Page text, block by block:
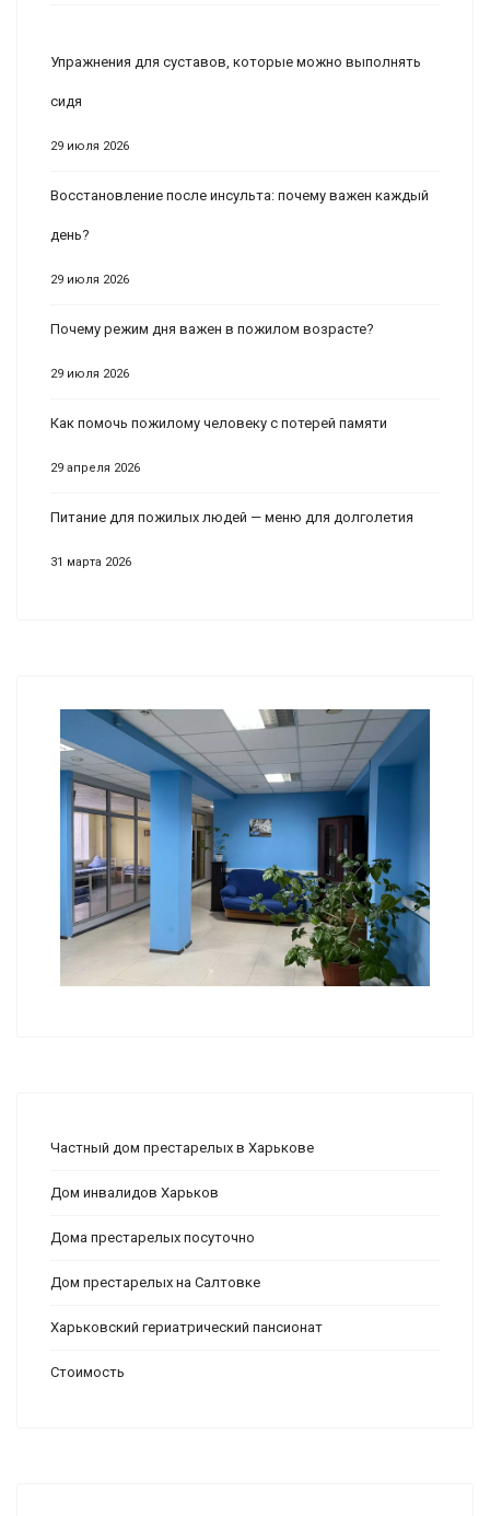
Упражнения для суставов, которые можно выполнять
сидя
29 июля 2026
Восстановление после инсульта: почему важен каждый
день?
29 июля 2026
Почему режим дня важен в пожилом возрасте?
29 июля 2026
Как помочь пожилому человеку с потерей памяти
29 апреля 2026
Питание для пожилых людей — меню для долголетия
31 марта 2026
Частный дом престарелых в Харькове
Дом инвалидов Харьков
Дома престарелых посуточно
Дом престарелых на Салтовке
Харьковский гериатрический пансионат
Стоимость